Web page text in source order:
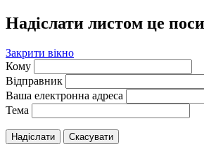
Надіслати листом це
Закрити вікно
Кому
Відправник
Ваша електронна адреса
Тема
Надіслати Скасувати